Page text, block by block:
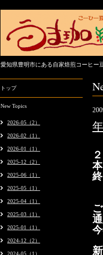
愛知県豊明市にある自家焙煎コーヒー
トップ
New Topics
2026-05（2）
2026-02（1）
2026-01（1）
2025-12（2）
2025-06（1）
2025-05（1）
2025-04（1）
2025-03（1）
2025-01（1）
2024-12（2）
2024-05（1）